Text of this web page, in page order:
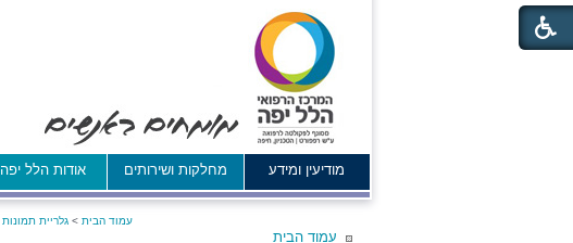
מודיעין ומידע מחלקות ושירותים אודות הלל יפה
עמוד הבית
עמוד הבית > גלריית תמונות